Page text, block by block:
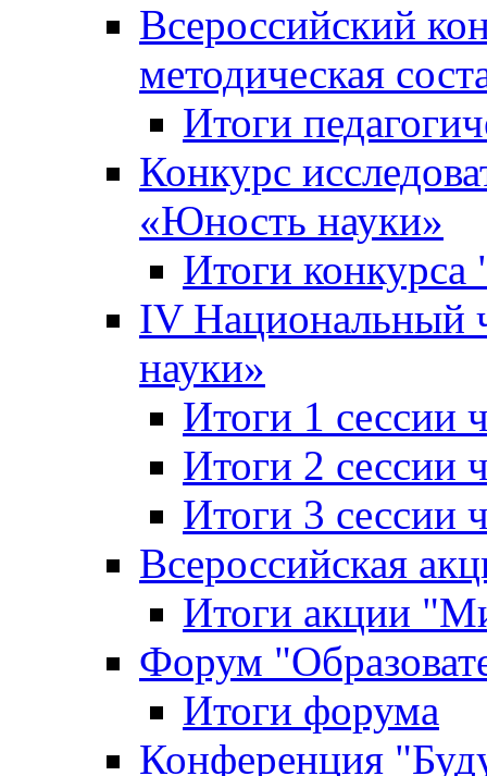
Всероссийский
методическая
Итоги
Конкурс
«Юность науки»
Итоги
IV
науки»
Итоги 1 сессии
Итоги 2 сессии
Итоги 3 сессии
Всероссийская
Итоги акции
Форум
Итоги форума
Конференция